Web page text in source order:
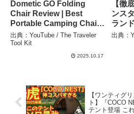
Dometic GO Folding
Chair Review | Best
Portable Camping Chair
for Comfort & Durability –
The Traveler Tool Kit
出典：YouTube / The Traveler
Tool Kit
2025.10.17
【徹
ンス
ラン
ア #
出典：
【ワンティグ
ト】『COCO
テント登場 こ